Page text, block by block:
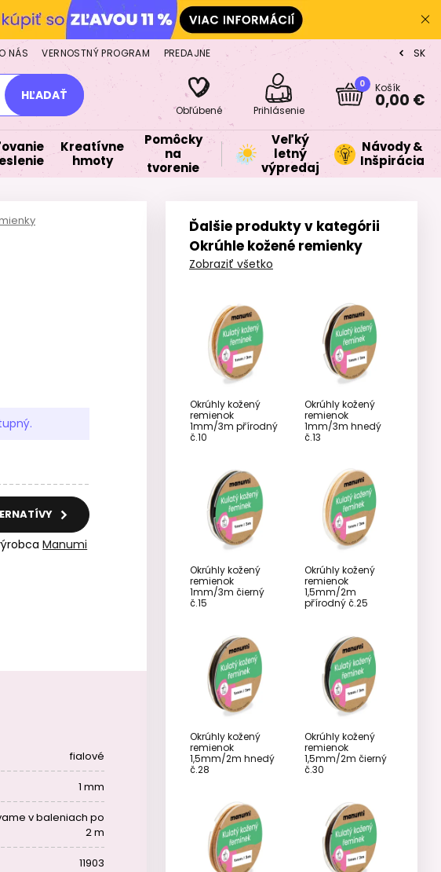
NÁS VERNOSTNÝ PROGRAM PREDAJNE CZ
SK
HĽADAŤ
Obľúbené Prihlásenie
0 Košík
0,00 €
Kreatívne
hmoty
Pomôcky
na
tvorenie
Veľký
letný
výpredaj
Návody &
Inšpirácia
Manumi
fialové
1 mm
v baleniach po
2 m
11903
Ďalšie produkty v kategórii
Okrúhle kožené remienky
Zobraziť všetko
Okrúhly kožený
remienok
1mm/3m přírodný
č.10
Okrúhly kožený
remienok
1mm/3m hnedý
č.13
Okrúhly kožený
remienok
1mm/3m čierný
č.15
Okrúhly kožený
remienok
1,5mm/2m
přírodný č.25
Okrúhly kožený
remienok
1,5mm/2m hnedý
č.28
Okrúhly kožený
remienok
1,5mm/2m čierný
č.30